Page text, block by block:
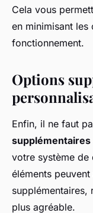
Cela vous
en minimisant les
fonctionnement.
Options
Enfin, il ne faut
supplémentaires
votre système de
éléments
supplémentaires,
plus agréable.